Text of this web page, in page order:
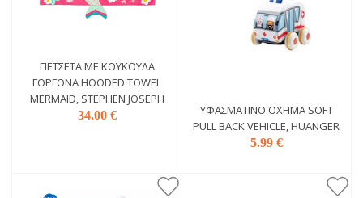
ΠΕΤΣΈΤΑ ΜΕ ΚΟΥΚΟΎΛΑ
ΓΟΡΓΌΝΑ HOODED TOWEL
MERMAID, STEPHEN JOSEPH
34.00 €
ΥΦΑΣΜΆΤΙΝΟ ΌΧΗΜΑ SOFT
PULL BACK VEHICLE, HUANGER
5.99 €